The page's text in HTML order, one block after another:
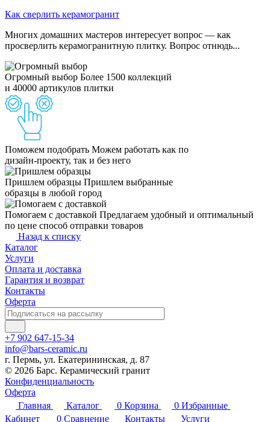
Как сверлить керамогранит
Многих домашних мастеров интересует вопрос — как
просверлить керамогранитную плитку. Вопрос отнюдь...
Огромный выбор Более 1500 коллекций
и 40000 артикулов плитки
Поможем подобрать Можем работать как по
дизайн-проекту, так и без него
Пришлем образцы Пришлем выбранные
образцы в любой город
Помогаем с доставкой Предлагаем удобный и оптимальный
по цене способ отправки товаров
Назад к списку
Каталог
Услуги
Оплата и доставка
Гарантия и возврат
Контакты
Оферта
+7 902 647-15-34
info@bars-ceramic.ru
г. Пермь, ул. Екатерининская, д. 87
© 2026 Барс. Керамический гранит
Конфиденциальность
Оферта
Главная
Каталог 0 Корзина 0 Избранные
Кабинет
0 Сравнение Контакты Услуги